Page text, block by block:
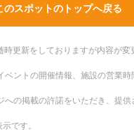
のスポットのトップへ戻る
更新をしておりますが内容が
ントの開催情報、施設の営業
の掲載の許諾をいただき、提
です。